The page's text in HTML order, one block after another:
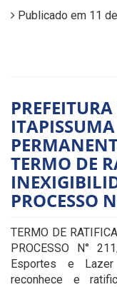
Publicado em 11
TERMO DE
PROCESSO
TERMO DE
PROCESSO N°
Esportes e
reconhece e